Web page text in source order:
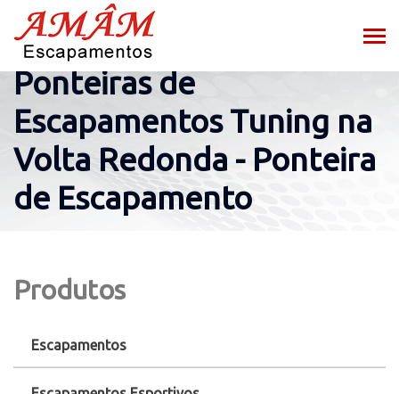
Ponteiras de
Escapamentos Tuning na
Volta Redonda - Ponteira
de Escapamento
Produtos
Escapamentos